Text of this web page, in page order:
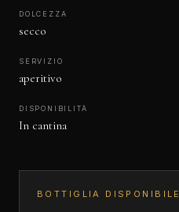
DOLCEZZA
secco
SERVIZIO
aperitivo
DISPONIBILITÀ
In cantina
BOTTIGLIA DISPONIBILE